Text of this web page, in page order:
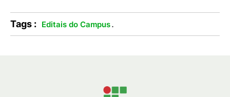
Tags : Editais do Campus.